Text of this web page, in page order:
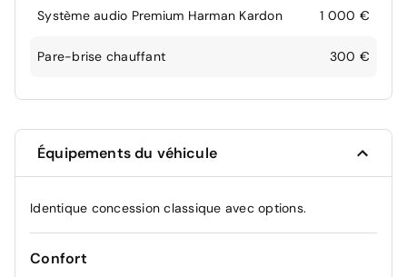
Système audio Premium Harman Kardon 1 000 €
Pare-brise chauffant 300 €
Équipements du véhicule
Identique concession classique avec options.
Confort